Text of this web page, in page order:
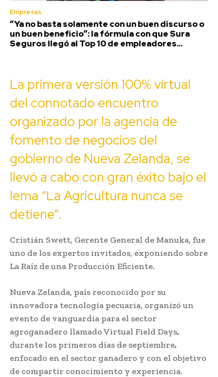
Empresas
“Ya no basta solamente con un buen discurso o
un buen beneficio”: la fórmula con que Sura
Seguros llegó al Top 10 de empleadores...
La primera versión 100% virtual
del connotado encuentro
organizado por la agencia de
fomento de negocios del
gobierno de Nueva Zelanda, se
llevó a cabo con gran éxito bajo el
lema “La Agricultura nunca se
detiene”.
Cristián Swett, Gerente General de Manuka, fue
uno de los expertos invitados, exponiendo sobre
La Raíz de una Producción Eficiente.
Nueva Zelanda, país reconocido por su
innovadora tecnología pecuaria, organizó un
evento de vanguardia para el sector
agroganadero llamado Virtual Field Days,
durante los primeros días de septiembre,
enfocado en el sector ganadero y con el objetivo
de compartir conocimiento y experiencia.